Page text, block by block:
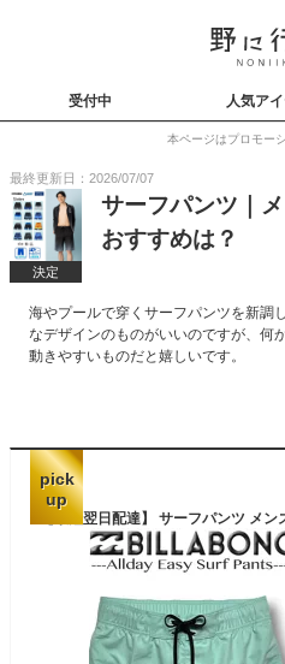
受付中 人気ア
本ページはプロモー
最終更新日：2026/07/07
決定
サーフパンツ｜
おすすめは？
海やプールで穿くサーフパンツを新調
なデザインのものがいいのですが、何
動きやすいものだと嬉しいです。
pick
up